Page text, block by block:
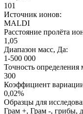
101
Источник ионов:
MALDI
Расстояние пролёта
1,05
Диапазон масс, Да:
1-500 000
Точность
300
Коэффициент
0,02%
Образцы для
Грам +, Грам -, грибы,